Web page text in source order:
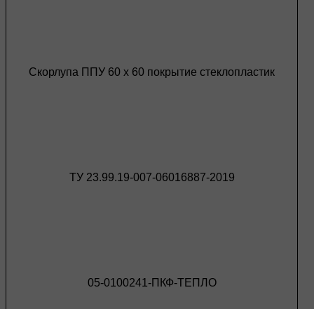
Скорлупа ППУ 60 х 60 покрытие стеклопластик
ТУ 23.99.19-007-06016887-2019
05-0100241-ПКФ-ТЕПЛО